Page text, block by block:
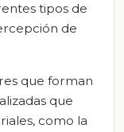
tipos de
de
que forman
que
como la